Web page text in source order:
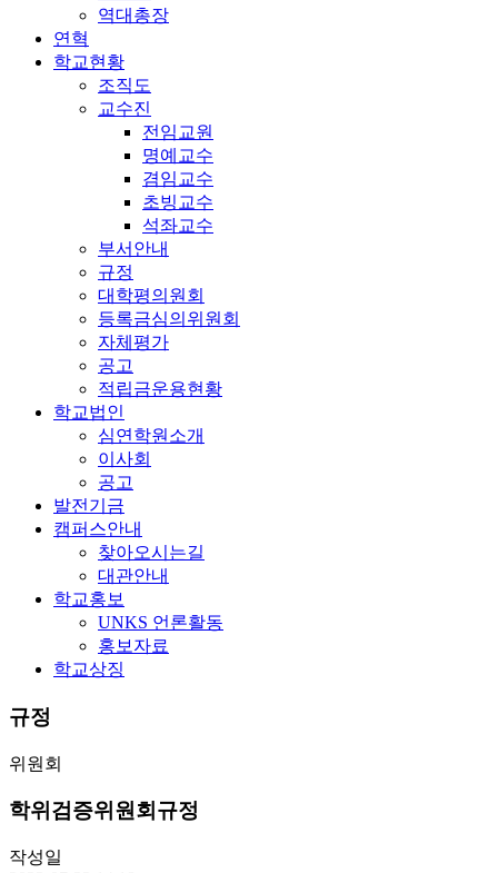
역대총장
연혁
학교현황
조직도
교수진
전임교원
명예교수
겸임교수
초빙교수
석좌교수
부서안내
규정
대학평의원회
등록금심의위원회
자체평가
공고
적립금운용현황
학교법인
심연학원소개
이사회
공고
발전기금
캠퍼스안내
찾아오시는길
대관안내
학교홍보
UNKS 언론활동
홍보자료
학교상징
규정
위원회
학위검증위원회규정
작성일